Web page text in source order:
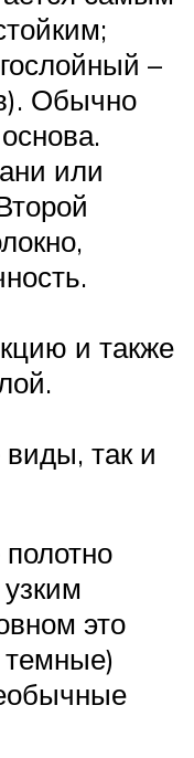
–
Обычно
или
и также
так и
это